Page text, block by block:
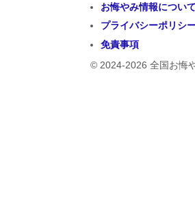
お悔やみ情報について
プライバシーポリシ
免責事項
© 2024-2026 全国お悔